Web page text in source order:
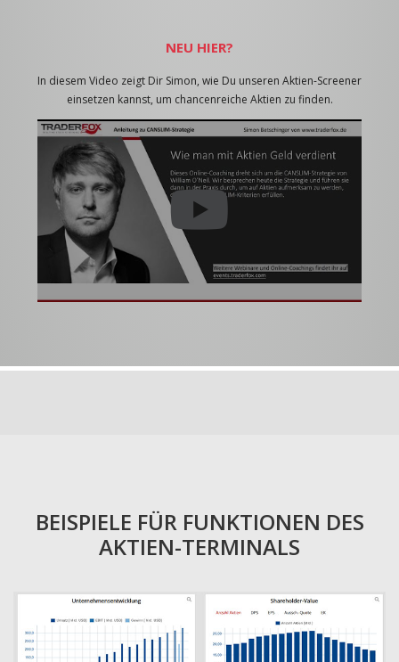
NEU HIER?
In diesem Video zeigt Dir Simon, wie Du unseren Aktien-Screener
einsetzen kannst, um chancenreiche Aktien zu finden.
BEISPIELE FÜR FUNKTIONEN DES
AKTIEN-TERMINALS